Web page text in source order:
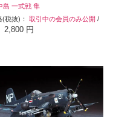
島 一式戦 隼
(税抜)：取引中の会員のみ公開 /
2,800 円